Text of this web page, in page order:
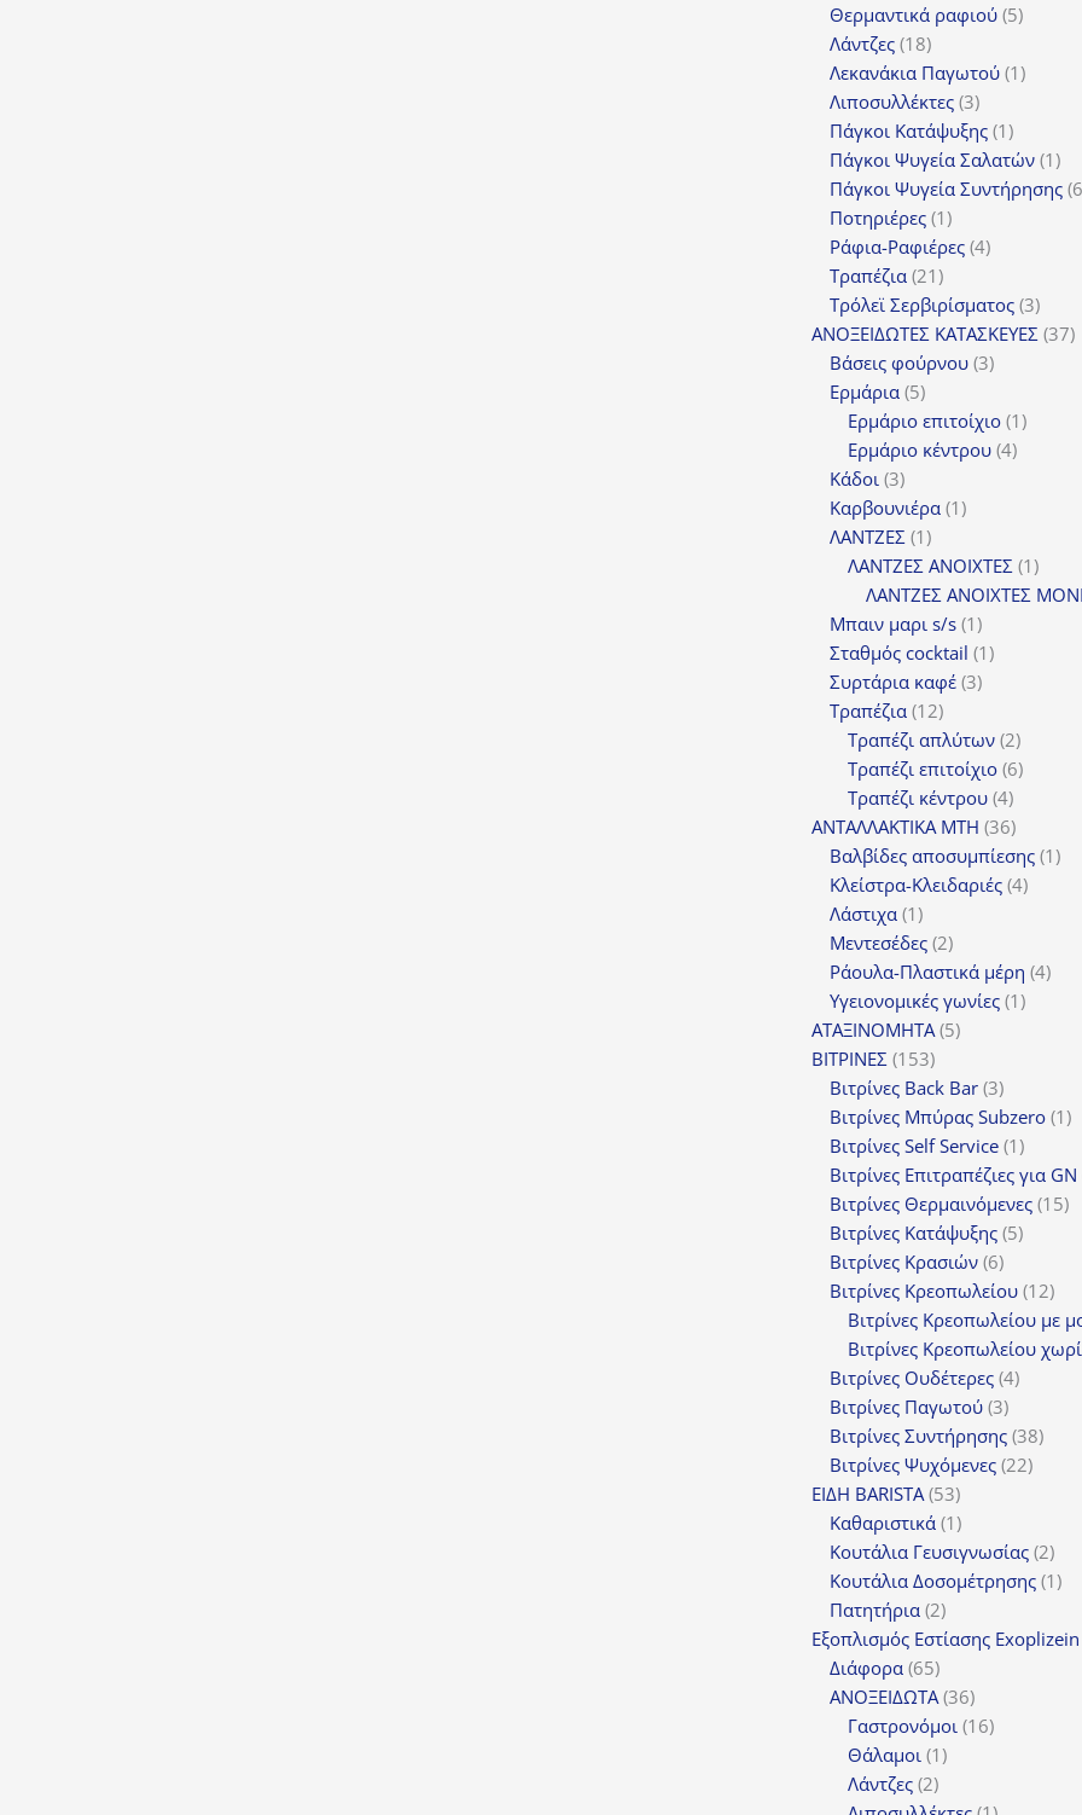
προϊόντα
Θερμαντικά ραφιού 55
Λάντζες 1818
προϊόντα
Λεκανάκια Παγωτού 11
Λιποσυλλέκτες 33
προϊόντα
Πάγκοι Κατάψυξης 11
προϊόν
Πάγκοι Ψυγεία Σαλατών 11
Πάγκοι Ψυγεία Συντήρησης 6
Ποτηριέρες 11
προϊόν
Ράφια-Ραφιέρες 44
Τραπέζια 2121
προϊόντα
Τρόλεϊ Σερβιρίσματος 33
ΑΝΟΞΕΙΔΩΤΕΣ ΚΑΤΑΣΚΕΥΕΣ 3737
Βάσεις φούρνου 33
Ερμάρια 55
προϊόντα
Ερμάριο επιτοίχιο 11
Ερμάριο κέντρου 44
Κάδοι 33
προϊόντα
Καρβουνιέρα 11
ΛΑΝΤΖΕΣ 11
προϊόν
ΛΑΝΤΖΕΣ ΑΝΟΙΧΤΕΣ 11
ΛΑΝΤΖΕΣ ΑΝΟΙΧΤΕΣ
Μπαιν μαρι s/s 11
προϊόν
Σταθμός cocktail 11
Συρτάρια καφέ 33
Τραπέζια 1212
προϊόντα
Τραπέζι απλύτων 22
προϊόντα
Τραπέζι επιτοίχιο 66
Τραπέζι κέντρου 44
προϊόντα
ΑΝΤΑΛΛΑΚΤΙΚΑ MTH 3636
προϊόντα
Βαλβίδες αποσυμπίεσης 11
Κλείστρα-Κλειδαριές 44
Λάστιχα 11
προϊόν
Μεντεσέδες 22
προϊόντα
Ράουλα-Πλαστικά μέρη 44
Υγειονομικές γωνίες 11
ΑΤΑΞΙΝΟΜΗΤΑ 55
ΒΙΤΡΙΝΕΣ 153153
προϊόντα
Βιτρίνες Back Bar 33
προϊόντα
Βιτρίνες Mπύρας Subzero 11
Βιτρίνες Self Service 11
προϊόν
Βιτρίνες Επιτραπέζιες για GN
Βιτρίνες Θερμαινόμενες 1515
Βιτρίνες Κατάψυξης 55
Βιτρίνες Κρασιών 66
προϊόντα
Βιτρίνες Κρεοπωλείου 1212
Βιτρίνες Κρεοπωλείου με
Βιτρίνες Κρεοπωλείου
Βιτρίνες Ουδέτερες 44
Βιτρίνες Παγωτού 33
προϊόντα
Βιτρίνες Συντήρησης 3838
Βιτρίνες Ψυχόμενες 2222
ΕΙΔΗ BARISTA 5353
προϊόντα
Καθαριστικά 11
προϊόν
Κουτάλια Γευσιγνωσίας 22
Κουτάλια Δοσομέτρησης 11
Πατητήρια 22
προϊόντα
Εξοπλισμός Εστίασης Exoplizein
Διάφορα 6565
προϊόντα
ΑΝΟΞΕΙΔΩΤΑ 3636
προϊόντα
Γαστρονόμοι 1616
Θάλαμοι 11
Λάντζες 22